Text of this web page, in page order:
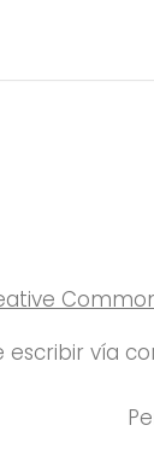
escribir vía